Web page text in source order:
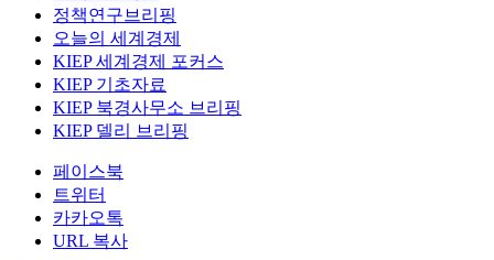
정책연구브리핑
오늘의 세계경제
KIEP 세계경제 포커스
KIEP 기초자료
KIEP 북경사무소 브리핑
KIEP 델리 브리핑
페이스북
트위터
카카오톡
URL 복사